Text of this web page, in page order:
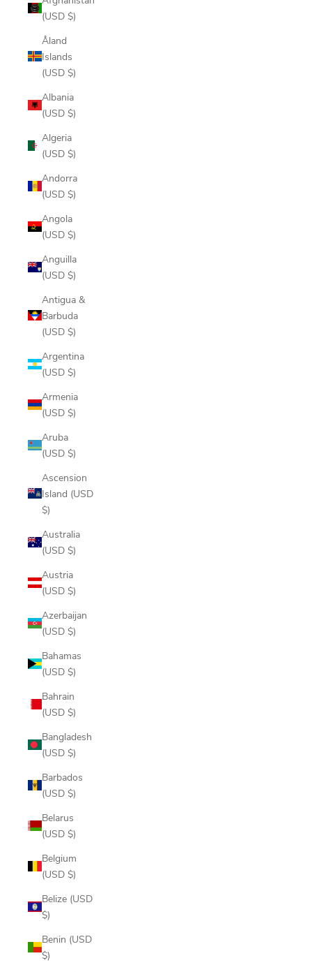
(USD $)
Åland
Islands
(USD $)
Albania
(USD $)
Algeria
(USD $)
Andorra
(USD $)
Angola
(USD $)
Anguilla
(USD $)
Antigua &
Barbuda
(USD $)
Argentina
(USD $)
Armenia
(USD $)
Aruba
(USD $)
Ascension
Island (USD
$)
Australia
(USD $)
Austria
(USD $)
Azerbaijan
(USD $)
Bahamas
(USD $)
Bahrain
(USD $)
Bangladesh
(USD $)
Barbados
(USD $)
Belarus
(USD $)
Belgium
(USD $)
Belize (USD
$)
Benin (USD
$)